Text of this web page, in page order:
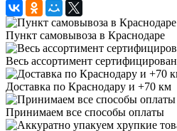
Пункт самовывоза в Краснодаре
Весь ассортимент сертифицирован
Доставка по Краснодару и +70 км
Принимаем все способы оплаты